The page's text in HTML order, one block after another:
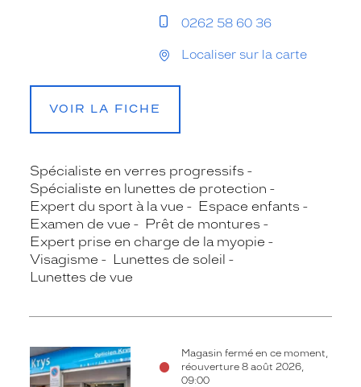
0262 58 60 36
Localiser sur la carte
VOIR LA FICHE
Spécialiste en verres progressifs
Spécialiste en lunettes de protection
Expert du sport à la vue
Espace enfants
Examen de vue
Prêt de montures
Expert prise en charge de la myopie
Visagisme
Lunettes de soleil
Lunettes de vue
Magasin fermé en ce moment,
réouverture 8 août 2026,
09:00